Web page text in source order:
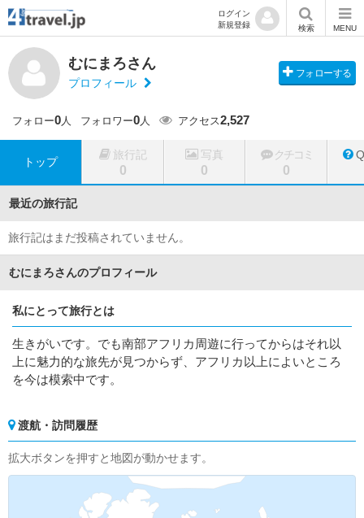
ログイン
新規登録
検索 MENU
むにまろさん
プロフィール
フォローする
フォロー0人 フォロワー0人 アクセス2,527
トップ
旅行記
0
写真
0
クチコミ
0
最近の旅行記
旅行記はまだ投稿されていません。
むにまろさんのプロフィール
私にとって旅行とは
生きがいです。でも南部アフリカ周遊に行ってからはそれ以
上に魅力的な旅先が見つからず、アフリカ以上によいところ
を今は模索中です。
渡航・訪問履歴
拡大ボタンを押すと地図が動かせます。